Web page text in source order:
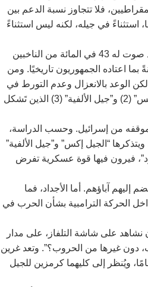
سنًا. أما بين الديمقراطيين، فلا تتجاوز نسبة الدعم بين
المائة، مقارنة بـ56 في المائة بين كبار السن. وقد يكون بانون، البالغ من العمر 71 عامًا، استثناءً في جيله، لكنه ليس استثناءً
كما يُظهر تحليل نتائج الانتخابات الرئاسية أن ترامب أحدث تحوّلًا لافتًا في أوساط الناخبين الشباب. فقد صوت له 43 في المائة من الناخبين
مئوية مقارنة بنتائجه في انتخابات العام 2020، وكذلك مقارنةً بما اعتاده الجمهوريون تاريخيًا. ومن
الوعد بالانعزال وعدم التورط في
“حروب لا طائل منها” كحربي العراق وأفغانستان، شكل ركيزة أساسية في جاذبيته لدى أبناء “الجيل إكس” (2) و”جيل الألفية” (3) الذين تَشكل
من إسرائيل. وحسب الدراسة،
حاجة إلى الحماية. ويتذكرها “الجيل إكس” و”جيل الألفية”
زد”، فيرون فيها قوة عسكرية تفرض
إليهم آباؤهم. أما الأجداد، فما
الحركة الترامبية بشأن الحرب في
نشاهد على شاشة التلفاز، على مدار
دون غيرها من الحروب؟”. وتعد غرين
حلفاء ترامب، بينما فُصل كارلسون من “فوكس نيوز”. وهي تبلغ من العمر 51 عامًا، وهو 54 عامًا، ويُنظر إلى كليهما كرمزين للجيل